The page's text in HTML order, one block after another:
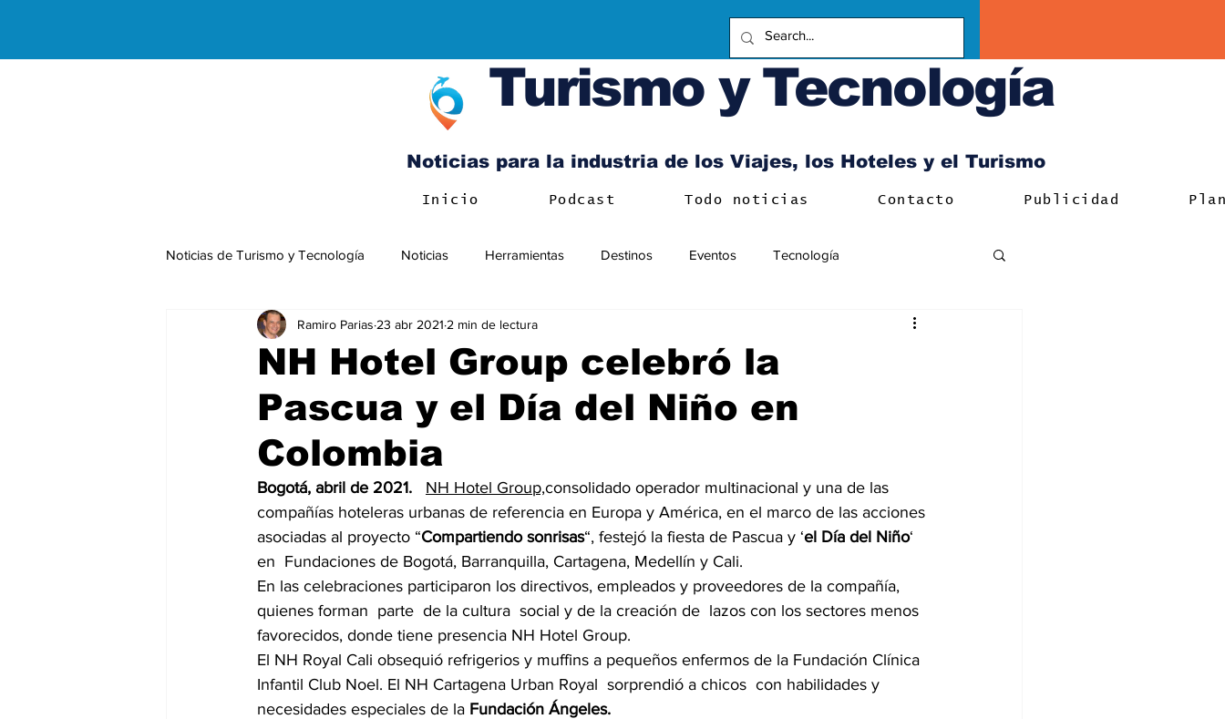
Turismo y Tecnología
Noticias para la industria de los Viajes, los Hoteles y el Turismo
Inicio Podcast Todo noticias Contacto Publicidad
Noticias de Turismo y Tecnología Noticias Herramientas Destinos Eventos Tecnología
Negocios Internacionales
NH Hotel Group celebró la
Pascua y el Día del Niño en
Colombia
Ramiro Parias 23 abr 2021 2 min de lectura
Bogotá, abril de 2021. NH Hotel Group,consolidado operador multinacional y una de las
compañías hoteleras urbanas de referencia en Europa y América, en el marco de las acciones
asociadas al proyecto “Compartiendo sonrisas“, festejó la fiesta de Pascua y ‘el Día del Niño‘
en  Fundaciones de Bogotá, Barranquilla, Cartagena, Medellín y Cali.
En las celebraciones participaron los directivos, empleados y proveedores de la compañía,
quienes forman  parte  de la cultura  social y de la creación de  lazos con los sectores menos
favorecidos, donde tiene presencia NH Hotel Group.
El NH Royal Cali obsequió refrigerios y muffins a pequeños enfermos de la Fundación Clínica
Infantil Club Noel. El NH Cartagena Urban Royal  sorprendió a chicos  con habilidades y
necesidades especiales de la Fundación Ángeles.